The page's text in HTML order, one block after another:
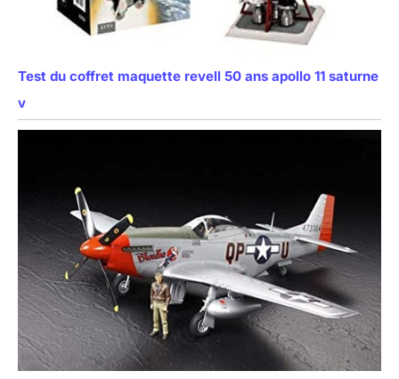
Test du coffret maquette revell 50 ans apollo 11 saturne
v